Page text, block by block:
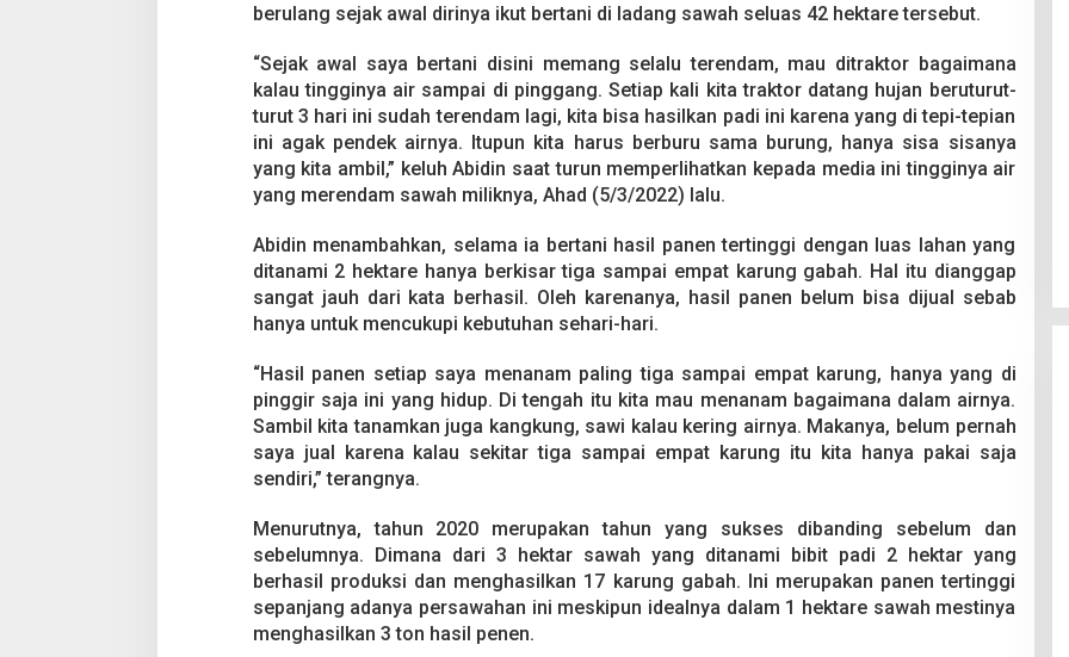
w
T
e
r
e
n
a
berulang sejak awal dirinya ikut bertani di ladang sawah seluas 42 hektare tersebut.
“Sejak awal saya bertani disini memang selalu terendam, mau ditraktor bagaimana
kalau tingginya air sampai di pinggang. Setiap kali kita traktor datang hujan beruturut-
turut 3 hari ini sudah terendam lagi, kita bisa hasilkan padi ini karena yang di tepi-tepian
ini agak pendek airnya. Itupun kita harus berburu sama burung, hanya sisa sisanya
yang kita ambil,” keluh Abidin saat turun memperlihatkan kepada media ini tingginya air
yang merendam sawah miliknya, Ahad (5/3/2022) lalu.
Abidin menambahkan, selama ia bertani hasil panen tertinggi dengan luas lahan yang
ditanami 2 hektare hanya berkisar tiga sampai empat karung gabah. Hal itu dianggap
sangat jauh dari kata berhasil. Oleh karenanya, hasil panen belum bisa dijual sebab
hanya untuk mencukupi kebutuhan sehari-hari.
“Hasil panen setiap saya menanam paling tiga sampai empat karung, hanya yang di
pinggir saja ini yang hidup. Di tengah itu kita mau menanam bagaimana dalam airnya.
Sambil kita tanamkan juga kangkung, sawi kalau kering airnya. Makanya, belum pernah
saya jual karena kalau sekitar tiga sampai empat karung itu kita hanya pakai saja
sendiri,” terangnya.
Menurutnya, tahun 2020 merupakan tahun yang sukses dibanding sebelum dan
sebelumnya. Dimana dari 3 hektar sawah yang ditanami bibit padi 2 hektar yang
berhasil produksi dan menghasilkan 17 karung gabah. Ini merupakan panen tertinggi
sepanjang adanya persawahan ini meskipun idealnya dalam 1 hektare sawah mestinya
menghasilkan 3 ton hasil penen.